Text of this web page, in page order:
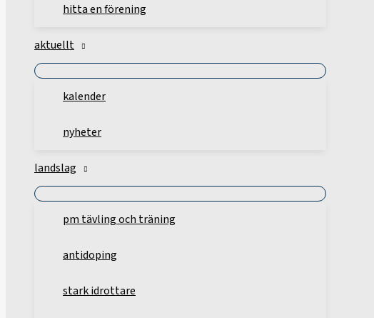
hitta en förening
aktuellt
kalender
nyheter
landslag
pm tävling och träning
antidoping
stark idrottare